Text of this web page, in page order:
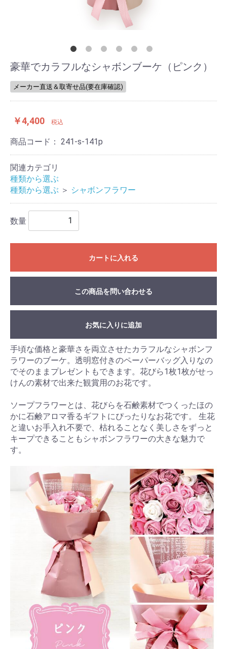
豪華でカラフルなシャボンブーケ（ピンク）
メーカー直送＆取寄せ品(要在庫確認)
￥4,400 税込
商品コード： 241-s-141p
関連カテゴリ
種類から選ぶ
種類から選ぶ ＞ シャボンフラワー
数量
カートに入れる
この商品を問い合わせる
お気に入りに追加
手頃な価格と豪華さを両立させたカラフルなシャボンフ
ラワーのブーケ。透明窓付きのペーパーバッグ入りなの
でそのままプレゼントもできます。花びら1枚1枚がせっ
けんの素材で出来た観賞用のお花です。
ソープフラワーとは、花びらを石鹸素材でつくったほの
かに石鹸アロマ香るギフトにぴったりなお花です。 生花
と違いお手入れ不要で、枯れることなく美しさをずっと
キープできることもシャボンフラワーの大きな魅力で
す。